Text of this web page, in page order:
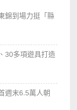
錦到場力挺「縣
30多項遊具打造
週末6.5萬人朝